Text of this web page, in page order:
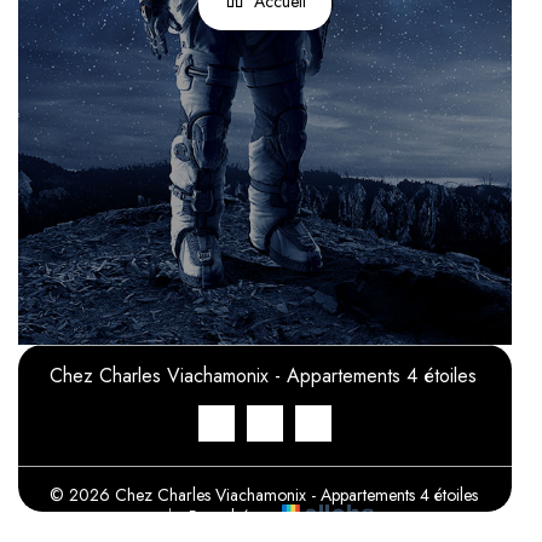
Chez Charles Viachamonix - Appartements 4 étoiles
© 2026 Chez Charles Viachamonix - Appartements 4 étoiles
| Propulsé par